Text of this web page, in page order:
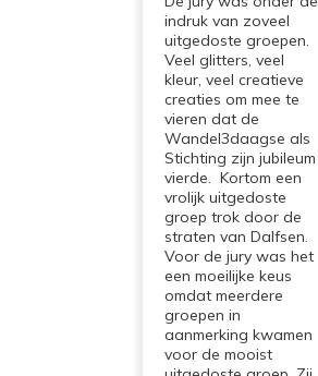
indruk van zoveel
uitgedoste groepen.
Veel glitters, veel
kleur, veel creatieve
creaties om mee te
vieren dat de
Wandel3daagse als
Stichting zijn jubileum
vierde. Kortom een
vrolijk uitgedoste
groep trok door de
straten van Dalfsen.
Voor de jury was het
een moeilijke keus
omdat meerdere
groepen in
aanmerking kwamen
voor de mooist